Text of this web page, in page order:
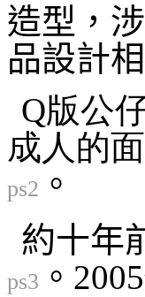
造型，
品設計
Q版公
成人的
ps2 。
約十年
ps3 。